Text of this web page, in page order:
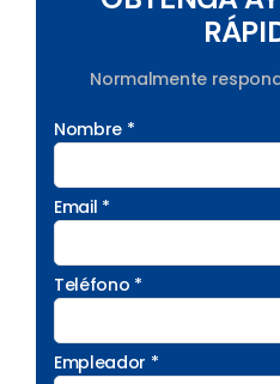
Normalmente
Nombre *
Email *
Teléfono *
Empleador *